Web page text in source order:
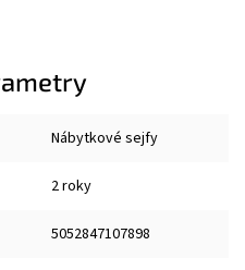
Nábytkové sejfy
2 roky
5052847107898